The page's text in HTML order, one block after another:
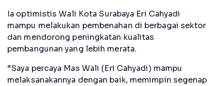
Ia optimistis Wali Kota Surabaya Eri Cahyadi
mampu melakukan pembenahan di berbagai sektor
dan mendorong peningkatan kualitas
pembangunan yang lebih merata.
“Saya percaya Mas Wali (Eri Cahyadi) mampu
melaksanakannya dengan baik, memimpin segenap